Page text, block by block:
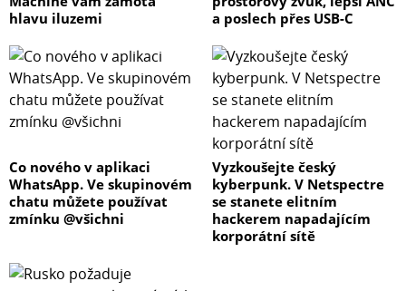
hlavu iluzemi
a poslech přes USB-C
Co nového v aplikaci
WhatsApp. Ve skupinovém
chatu můžete používat
zmínku @všichni
Vyzkoušejte český
kyberpunk. V Netspectre
se stanete elitním
hackerem napadajícím
korporátní sítě